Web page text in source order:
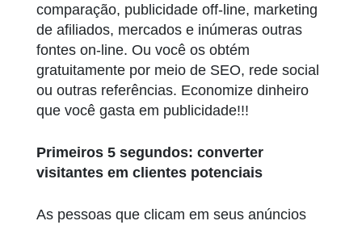
comparação, publicidade off-line, marketing
de afiliados, mercados e inúmeras outras
fontes on-line. Ou você os obtém
gratuitamente por meio de SEO, rede social
ou outras referências. Economize dinheiro
que você gasta em publicidade!!!
Primeiros 5 segundos: converter
visitantes em clientes potenciais
As pessoas que clicam em seus anúncios